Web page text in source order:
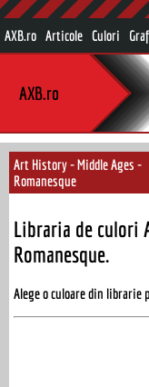
AXB.ro Articole Culori
AXB.ro
Art History - Middle Ages -
Romanesque
Libraria de culori
Romanesque.
Alege o culoare din librarie